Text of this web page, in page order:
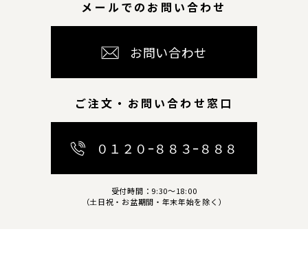
メールでのお問い合わせ
お問い合わせ
ご注文・お問い合わせ窓口
０１２０ｰ８８３ｰ８８８
受付時間：9:30～18:00
（土日祝・お盆期間・年末年始を除く）